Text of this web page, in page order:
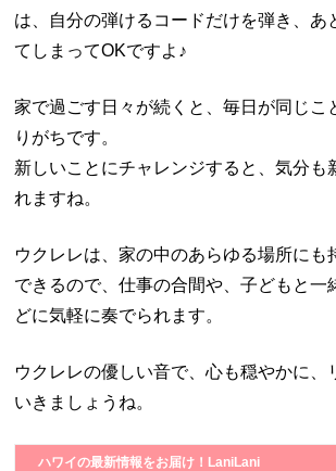
は、自分の弾けるコードだけを弾き、あ
てしまってOKですよ♪
家で過ごす日々が続くと、毎日が同じこ
りがちです。
新しいことにチャレンジすると、気分も
れますね。
ウクレレは、家の中のあらゆる場所にも
できるので、仕事の合間や、子どもと一
どに気軽に奏でられます。
ウクレレの優しい音で、心も穏やかに、
いきましょうね。
ハワイの最新情報をお届け！LaniLani